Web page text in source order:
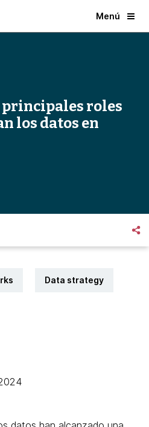
Menú
roles
los datos en
Data strategy